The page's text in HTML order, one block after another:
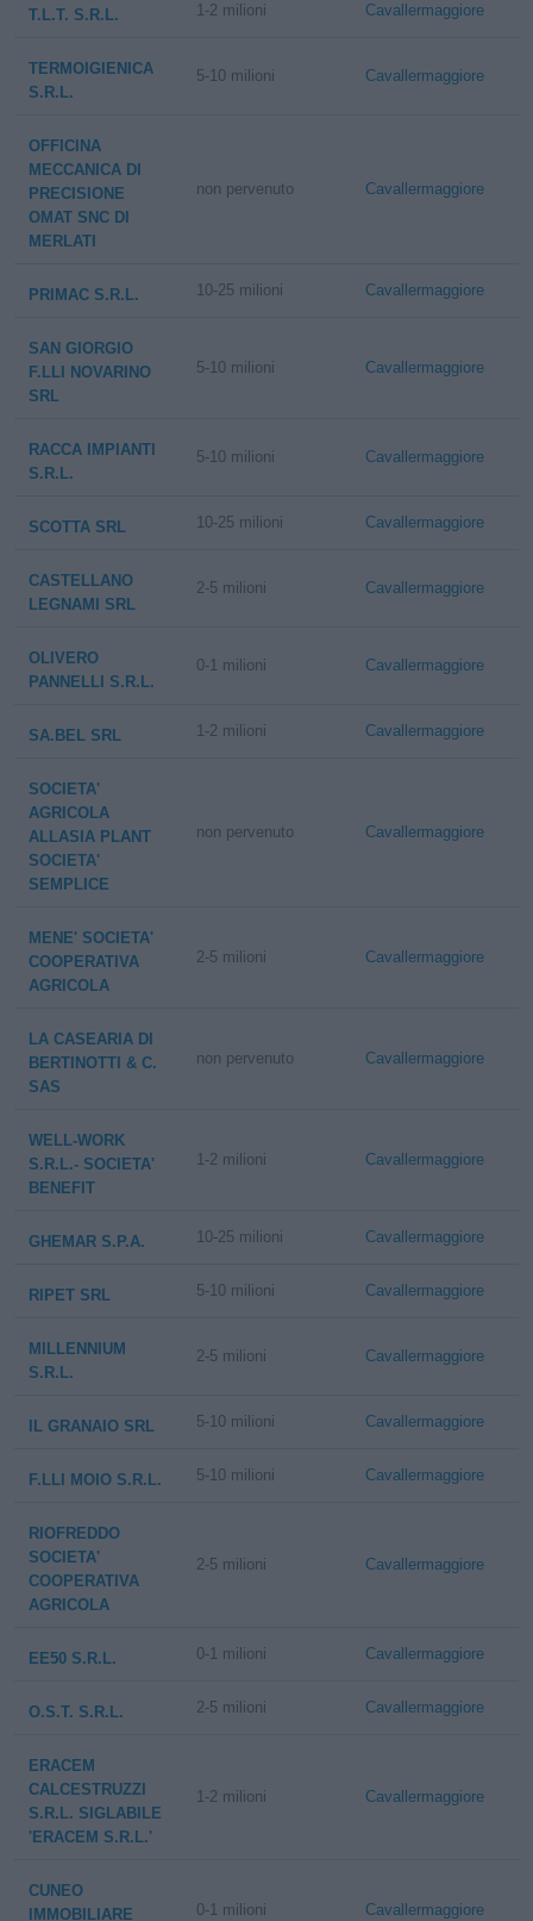
T.L.T. S.R.L. 1-2 milioni Cavallermaggiore
TERMOIGIENICA
S.R.L.
5-10 milioni Cavallermaggiore
OFFICINA
MECCANICA DI
PRECISIONE
OMAT SNC DI
MERLATI
non pervenuto Cavallermaggiore
PRIMAC S.R.L. 10-25 milioni Cavallermaggiore
SAN GIORGIO
F.LLI NOVARINO
SRL
5-10 milioni Cavallermaggiore
RACCA IMPIANTI
S.R.L.
5-10 milioni Cavallermaggiore
SCOTTA SRL 10-25 milioni Cavallermaggiore
CASTELLANO
LEGNAMI SRL
2-5 milioni Cavallermaggiore
OLIVERO
PANNELLI S.R.L.
0-1 milioni Cavallermaggiore
SA.BEL SRL 1-2 milioni Cavallermaggiore
SOCIETA'
AGRICOLA
ALLASIA PLANT
SOCIETA'
SEMPLICE
non pervenuto Cavallermaggiore
MENE' SOCIETA'
COOPERATIVA
AGRICOLA
2-5 milioni Cavallermaggiore
LA CASEARIA DI
BERTINOTTI & C.
SAS
non pervenuto Cavallermaggiore
WELL-WORK
S.R.L.- SOCIETA'
BENEFIT
1-2 milioni Cavallermaggiore
GHEMAR S.P.A. 10-25 milioni Cavallermaggiore
RIPET SRL 5-10 milioni Cavallermaggiore
MILLENNIUM
S.R.L.
2-5 milioni Cavallermaggiore
IL GRANAIO SRL 5-10 milioni Cavallermaggiore
F.LLI MOIO S.R.L. 5-10 milioni Cavallermaggiore
RIOFREDDO
SOCIETA'
COOPERATIVA
AGRICOLA
2-5 milioni Cavallermaggiore
EE50 S.R.L. 0-1 milioni Cavallermaggiore
O.S.T. S.R.L. 2-5 milioni Cavallermaggiore
ERACEM
CALCESTRUZZI
S.R.L. SIGLABILE
'ERACEM S.R.L.'
1-2 milioni Cavallermaggiore
CUNEO
IMMOBILIARE
0-1 milioni Cavallermaggiore